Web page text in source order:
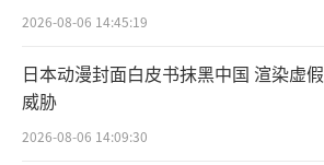
2026-08-06 14:45:19
日本动漫封面白皮书抹黑中国 渲染虚假
威胁
2026-08-06 14:09:30